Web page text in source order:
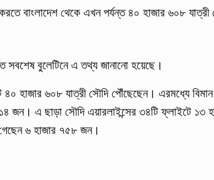
বাংলাদেশ থেকে এখন পর্যন্ত ৪০ হাজার ৬০৮
সবশেষ বুলেটিনে এ তথ্য জানানো হয়েছে।
হাজার ৬০৮ যাত্রী সৌদি পৌঁছেছেন। এরমধ্যে বিমান
জন। এ ছাড়া সৌদি এয়ারলাইন্সের ৩৪টি ফ্লাইটে ১৩
৬ হাজার ৭৫৮ জন।